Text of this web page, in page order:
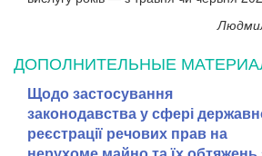
ДОПОЛНИТЕЛЬНЫЕ
Щодо застосування
законодавства у сфері
реєстрації речових прав на